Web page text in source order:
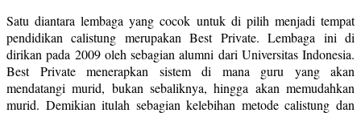
Satu diantara lembaga yang cocok untuk di pilih menjadi tempat
pendidikan calistung merupakan Best Private. Lembaga ini di
dirikan pada 2009 oleh sebagian alumni dari Universitas Indonesia.
Best Private menerapkan sistem di mana guru yang akan
mendatangi murid, bukan sebaliknya, hingga akan memudahkan
murid. Demikian itulah sebagian kelebihan metode calistung dan